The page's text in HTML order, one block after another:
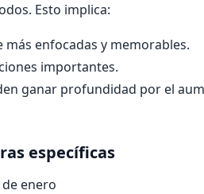
Esto implica:
enfocadas y memorables.
importantes.
ganar profundidad por el
específicas
enero